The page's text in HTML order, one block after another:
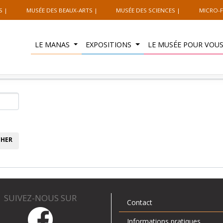
MUSÉE DES BEAUX-ARTS MUSÉE DES SCIENCES MICRO-
LE MANAS EXPOSITIONS LE MUSÉE POUR
SUIVEZ-NOUS SUR
Contact